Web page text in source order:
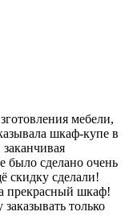
мебели,
шкаф-купе в
было сделано очень
скидку сделали!
прекрасный шкаф!
только